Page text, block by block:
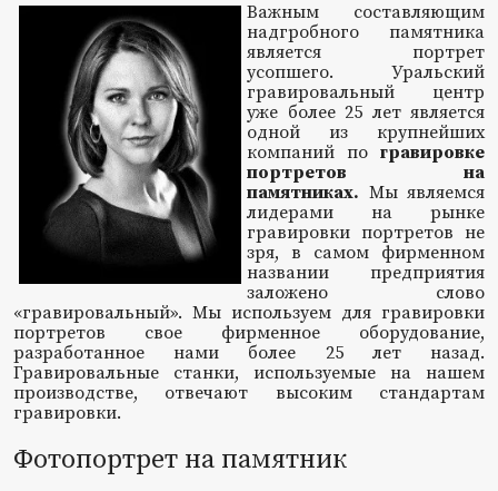
Важным составляющим
надгробного памятника
является портрет
усопшего. Уральский
гравировальный центр
уже более 25 лет является
одной из крупнейших
компаний по гравировке
портретов на
памятниках. Мы являемся
лидерами на рынке
гравировки портретов не
зря, в самом фирменном
названии предприятия
заложено слово
«гравировальный». Мы используем для гравировки
портретов свое фирменное оборудование,
разработанное нами более 25 лет назад.
Гравировальные станки, используемые на нашем
производстве, отвечают высоким стандартам
гравировки.
Фотопортрет на памятник